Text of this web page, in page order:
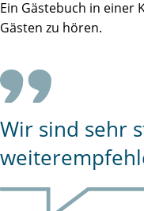
Ein Gästebuch in einer
Gästen zu hören.
Wir sind sehr